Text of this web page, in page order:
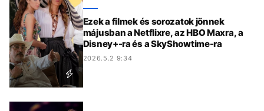
Ezek a filmek és sorozatok jönnek
májusban a Netflixre, az HBO Maxra, a
Disney+-ra és a SkyShowtime-ra
2026.5.2 9:34